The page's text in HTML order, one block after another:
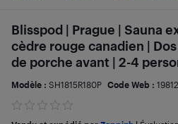
Blisspod | Prague | Sauna
cèdre rouge canadien |
de porche avant | 2-4
Modèle : SH1815R180P Code Web :